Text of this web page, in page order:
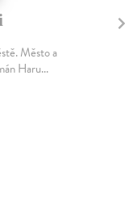
Město a
Haru...